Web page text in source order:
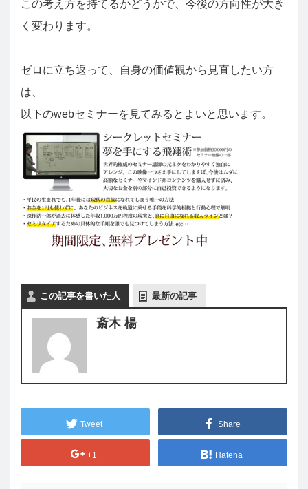
この考え方を持てるかどうかで、今後の方向性が大き
く変わります。
ゼロに立ち返って、自身の価値観から見直したい方
は、
以下のwebセミナーを見てみるとよいと思います。
この記事を書いた人 最新の記事
斎木 楊
Tweet Share
+1 Hatena